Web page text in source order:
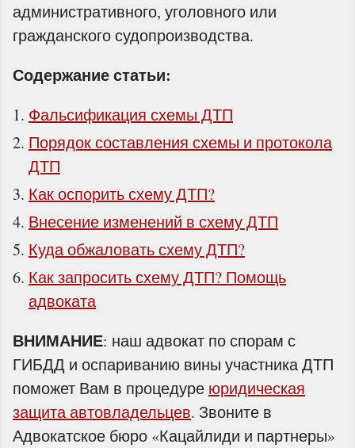
административного, уголовного или
гражданского судопроизводства.
Содержание статьи:
Фальсификация схемы ДТП
Порядок составления схемы и протокола
ДТП
Как оспорить схему ДТП?
Внесение изменений в схему ДТП
Куда обжаловать схему ДТП?
Как запросить схему ДТП? Помощь
адвоката
ВНИМАНИЕ: наш адвокат по спорам с
ГИБДД и оспариванию вины участника ДТП
поможет Вам в процедуре юридическая
защита автовладельцев. Звоните в
Адвокатское бюро «Кацайлиди и партнеры»